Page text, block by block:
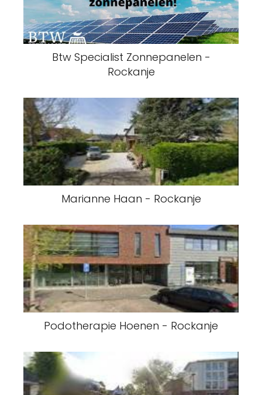
Btw Specialist Zonnepanelen -
Rockanje
Marianne Haan - Rockanje
Podotherapie Hoenen - Rockanje